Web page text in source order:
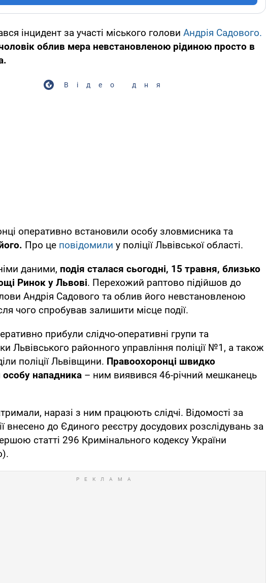
інцидент за участі міського голови Андрія Садового.
облив мера невстановленою рідиною просто в
Відео дня
оперативно встановили особу зловмисника та
Про це повідомили у поліції Львівської області.
даними, подія сталася сьогодні, 15 травня, близько
Ринок у Львові. Перехожий раптово підійшов до
Андрія Садового та облив його невстановленою
чого спробував залишити місце події.
прибули слідчо-оперативні групи та
Львівського районного управління поліції №1, а також
поліції Львівщини. Правоохоронці швидко
особу нападника – ним виявився 46-річний мешканець
наразі з ним працюють слідчі. Відомості за
внесено до Єдиного реєстру досудових розслідувань за
статті 296 Кримінального кодексу України